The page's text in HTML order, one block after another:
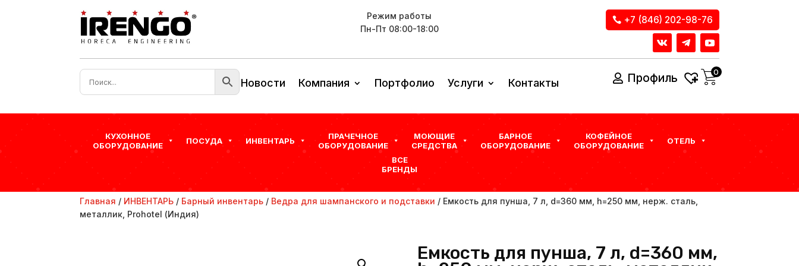
Режим работы
Пн-Пт 08:00-18:00
+7 (846) 202-98-76
Новости Компания Портфолио Услуги Контакты Профиль 0
КУХОННОЕ
ОБОРУДОВАНИЕ
ПОСУДА ИНВЕНТАРЬ
ПРАЧЕЧНОЕ
ОБОРУДОВАНИЕ
МОЮЩИЕ
СРЕДСТВА
БАРНОЕ
ОБОРУДОВАНИЕ
КОФЕЙНОЕ
ОБОРУДОВАНИЕ
ОТЕЛЬ
ВСЕ
БРЕНДЫ
Главная / ИНВЕНТАРЬ / Барный инвентарь / Ведра для шампанского и подставки / Емкость для пунша, 7 л, d=360 мм, h=250 мм, нерж. сталь,
металлик, Prohotel (Индия)
Емкость для пунша, 7 л, d=360 мм,